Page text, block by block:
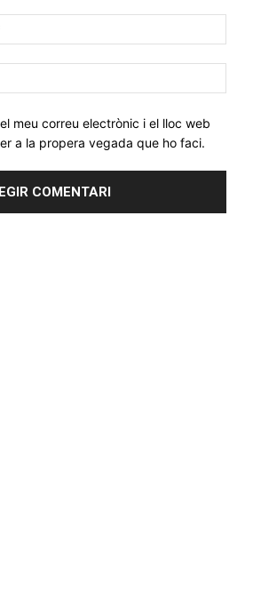
web:
meu correu electrònic i el lloc web
a la propera vegada que ho faci.